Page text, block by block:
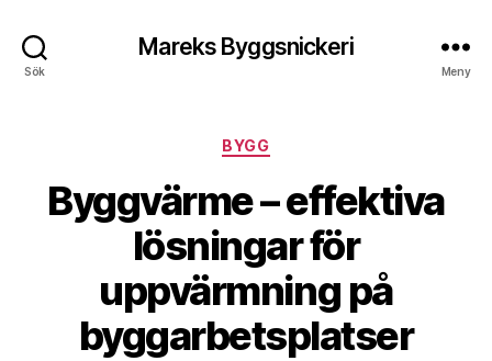
Sök
Mareks Byggsnickeri
Meny
Kategorier
BYGG
Byggvärme – effektiva
lösningar för
uppvärmning på
byggarbetsplatser